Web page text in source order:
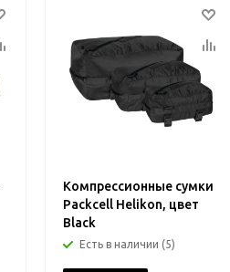
Компрессионные сумки
Packcell Helikon, цвет
Black
Есть в наличии (5)